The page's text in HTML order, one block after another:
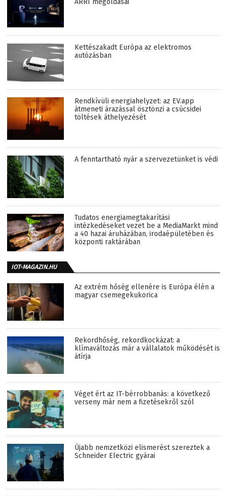
ARRI megoldásai
Kettészakadt Európa az elektromos
autózásban
Rendkívüli energiahelyzet: az EV.app
átmeneti árazással ösztönzi a csúcsidei
töltések áthelyezését
A fenntartható nyár a szervezetünket is védi
Tudatos energiamegtakarítási
intézkedéseket vezet be a MediaMarkt mind
a 40 hazai áruházában, irodaépületében és
központi raktárában
IOT-MAGAZIN.HU
Az extrém hőség ellenére is Európa élén a
magyar csemegekukorica
Rekordhőség, rekordkockázat: a
klímaváltozás már a vállalatok működését is
átírja
Véget ért az IT-bérrobbanás: a következő
verseny már nem a fizetésekről szól
Újabb nemzetközi elismerést szereztek a
Schneider Electric gyárai